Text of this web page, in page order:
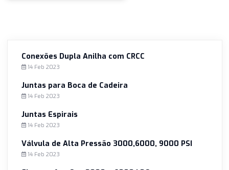
mesmo e faça um orçamento com um de nossos
Conexões Dupla Anilha com CRCC